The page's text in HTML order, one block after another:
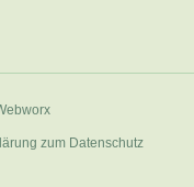
zum Datenschutz